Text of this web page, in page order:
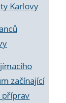
Karlovy
začínající
příprav